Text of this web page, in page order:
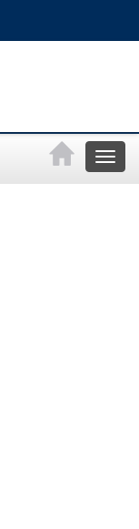
Toggle